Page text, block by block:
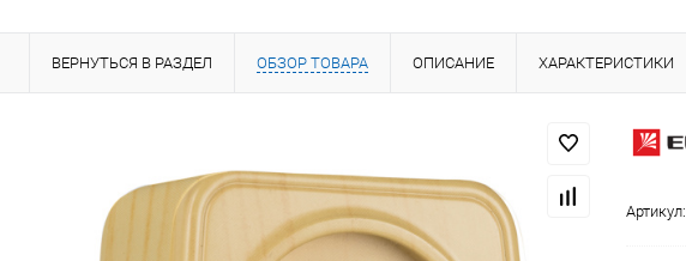
ВЕРНУТЬСЯ В РАЗДЕЛ ОБЗОР ТОВАРА ОПИСАНИЕ ХАРАКТЕРИСТИКИ
Артикул: